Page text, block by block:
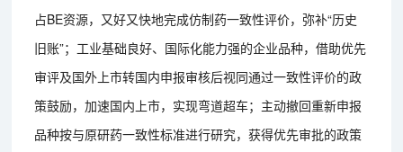
占BE资源，又好又快地完成仿制药一致性评价，弥补“历史
旧账”；工业基础良好、国际化能力强的企业品种，借助优先
审评及国外上市转国内申报审核后视同通过一致性评价的政
策鼓励，加速国内上市，实现弯道超车；主动撤回重新申报
品种按与原研药一致性标准进行研究，获得优先审批的政策